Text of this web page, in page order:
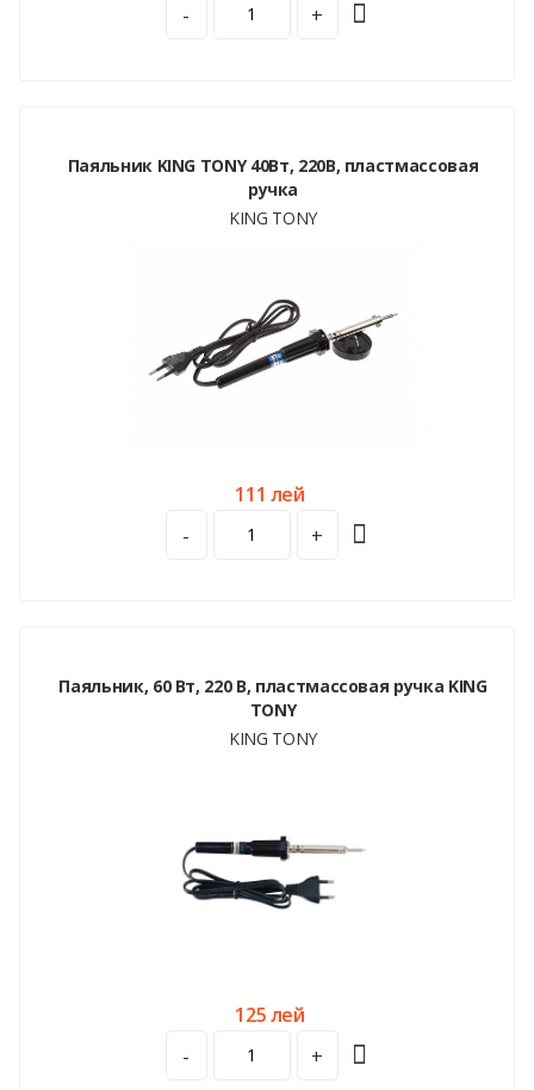
-
+
Паяльник KING TONY 40Вт, 220В, пластмассовая
ручка
KING TONY
111 лей
-
+
Паяльник, 60 Вт, 220 В, пластмассовая ручка KING
TONY
KING TONY
125 лей
-
+